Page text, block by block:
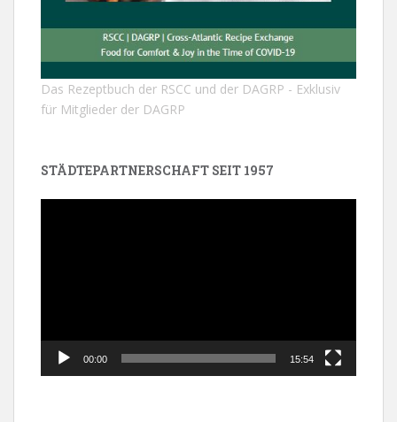
Das Rezeptbuch der RSCC und der DAGRP - Exklusiv
für Mitglieder der DAGRP
STÄDTEPARTNERSCHAFT SEIT 1957
00:00 15:54